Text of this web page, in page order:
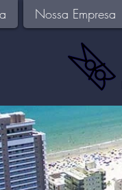
Nossa Empresa